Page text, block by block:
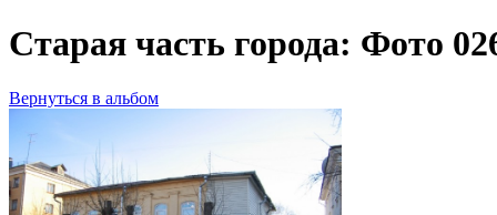
Старая часть города: Фото
Вернуться в альбом